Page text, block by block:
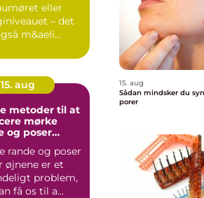
eller
– det
m&aeli...
15. aug
metoder til at
mørke
og poser
rande og poser
øjnene er et
problem,
få os til a...
15. aug
Sådan mindsker du
porer